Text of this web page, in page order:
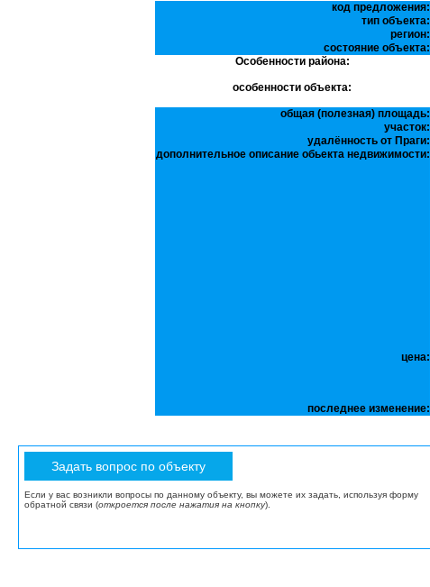
код предложения:
тип объекта:
регион:
состояние объекта:
Особенности района:
особенности объекта:
общая (полезная) площадь:
участок:
удалённость от Праги:
дополнительное описание обьекта недвижимости:
цена:
последнее изменение:
Если у вас возникли вопросы по данному объекту, вы можете их задать, используя форму
обратной связи (откроется после нажатия на кнопку).